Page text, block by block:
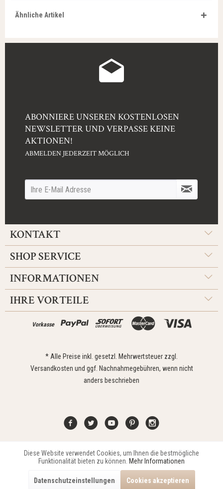
Ähnliche Artikel
ABONNIERE UNSEREN KOSTENLOSEN
NEWSLETTER UND VERPASSE KEINE
AKTIONEN!
ABMELDEN JEDERZEIT MÖGLICH
KONTAKT
SHOP SERVICE
INFORMATIONEN
IHRE VORTEILE
Vorkasse
* Alle Preise inkl. gesetzl. Mehrwertsteuer zzgl.
Versandkosten und ggf. Nachnahmegebühren, wenn nicht
anders beschrieben
Kontakt Widerrufsrecht Impressum Versand Datenschutz
Copyright © 2021 Edona Design GmbH // DesignDupp GmbH
Funktionale Aktiv
Aktiv
Diese Website verwendet Cookies, um Ihnen die bestmögliche
Funktionalität bieten zu können. Mehr Informationen
Datenschutzeinstellungen Cookies akzeptieren